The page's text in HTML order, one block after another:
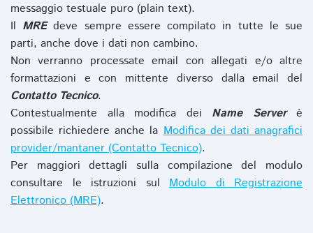
messaggio testuale puro (plain text).
Il MREdeve sempre essere compilato in tutte le sue
parti, anche dove i dati non cambino.
Non verranno processate email con allegati e/o altre
formattazioni e con mittente diverso dalla email del
Contatto Tecnico.
Contestualmente alla modifica dei Name Serverè
possibile richiedere anche laModifica dei dati anagrafici
provider/mantaner (Contatto Tecnico).
Per maggiori dettagli sulla compilazione del modulo
consultare le istruzioni sul Modulo di Registrazione
Elettronico (MRE).